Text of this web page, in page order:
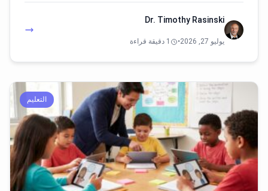
Dr. Timothy Rasinski
يوليو 27, 2026 • 1 دقيقة قراءة
التعليم